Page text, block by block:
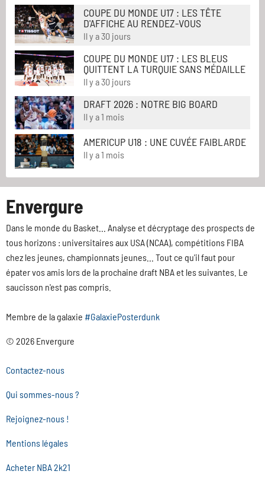
COUPE DU MONDE U17 : LES TÊTE
D'AFFICHE AU RENDEZ-VOUS
Il y a 30 jours
COUPE DU MONDE U17 : LES BLEUS
QUITTENT LA TURQUIE SANS MÉDAILLE
Il y a 30 jours
DRAFT 2026 : NOTRE BIG BOARD
Il y a 1 mois
AMERICUP U18 : UNE CUVÉE FAIBLARDE
Il y a 1 mois
Envergure
Dans le monde du Basket... Analyse et décryptage des prospects de
tous horizons : universitaires aux USA (NCAA), compétitions FIBA
chez les jeunes, championnats jeunes... Tout ce qu'il faut pour
épater vos amis lors de la prochaine draft NBA et les suivantes. Le
saucisson n'est pas compris.
Membre de la galaxie #GalaxiePosterdunk
© 2026 Envergure
Contactez-nous
Qui sommes-nous ?
Rejoignez-nous !
Mentions légales
Acheter NBA 2k21